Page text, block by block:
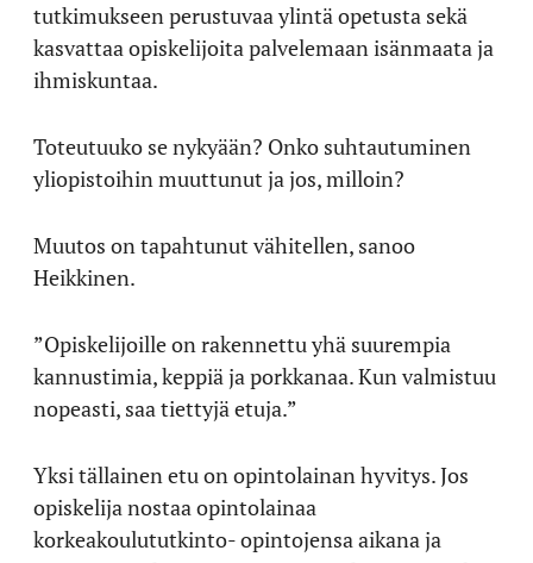
tutkimukseen perustuvaa ylintä opetusta sekä
kasvattaa opiskelijoita palvelemaan isänmaata ja
ihmiskuntaa.
Toteutuuko se nykyään? Onko suhtautuminen
yliopistoihin muuttunut ja jos, milloin?
Muutos on tapahtunut vähitellen, sanoo
Heikkinen.
”Opiskelijoille on rakennettu yhä suurempia
kannustimia, keppiä ja porkkanaa. Kun valmistuu
nopeasti, saa tiettyjä etuja.”
Yksi tällainen etu on opintolainan hyvitys. Jos
opiskelija nostaa opintolainaa
korkeakoulututkinto- opintojensa aikana ja